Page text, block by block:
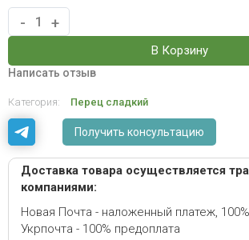
- +
В Корзину
Написать отзыв
Категория: Перец сладкий
Получить консультацию
Доставка товара осуществляется
компаниями:
Новая Почта - наложенный платеж,
Укрпочта - 100% предоплата